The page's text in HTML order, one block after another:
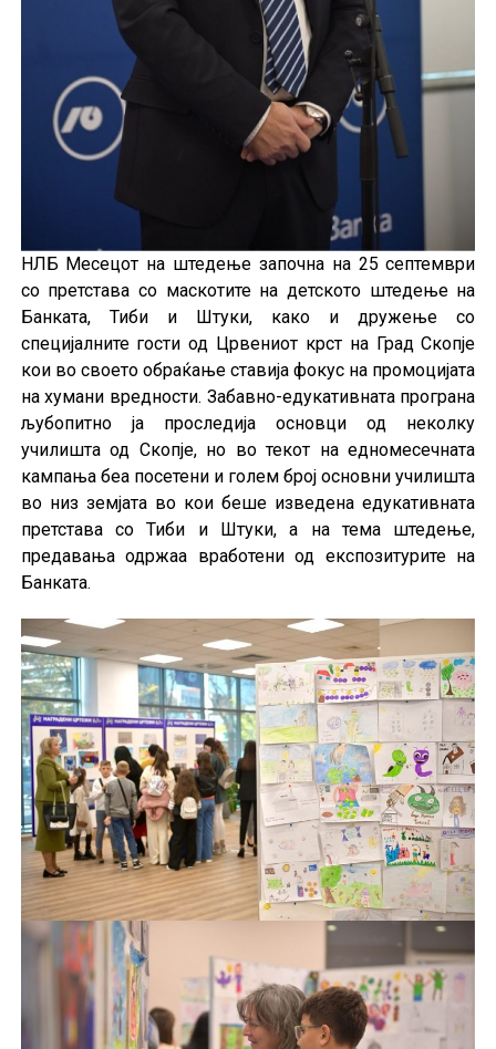
НЛБ Месецот на штедење започна на 25 септември
со претстава со маскотите на детското штедење на
Банката, Тиби и Штуки, како и дружење со
специјалните гости од Црвениот крст на Град Скопје
кои во своето обраќање ставија фокус на промоцијата
на хумани вредности. Забавно-едукативната програна
љубопитно ја проследија основци од неколку
училишта од Скопје, но во текот на едномесечната
кампања беа посетени и голем број основни училишта
во низ земјата во кои беше изведена едукативната
претстава со Тиби и Штуки, а на тема штедење,
предавања одржаа вработени од експозитурите на
Банката.